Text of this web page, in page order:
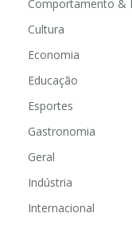
Comportamento &
Cultura
Economia
Educação
Esportes
Gastronomia
Geral
Indústria
Internacional